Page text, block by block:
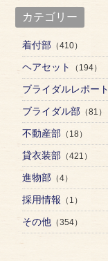
カテゴリー
着付部 （410）
ヘアセット （194）
ブライダルレポート
ブライダル部 （81）
不動産部 （18）
貸衣装部 （421）
進物部 （4）
採用情報 （1）
その他 （354）